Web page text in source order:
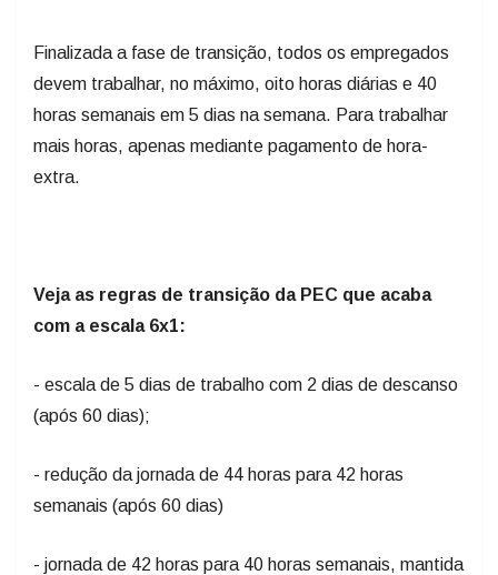
Finalizada a fase de transição, todos os empregados
devem trabalhar, no máximo, oito horas diárias e 40
horas semanais em 5 dias na semana. Para trabalhar
mais horas, apenas mediante pagamento de hora-
extra.
Veja as regras de transição da PEC que acaba
com a escala 6x1:
- escala de 5 dias de trabalho com 2 dias de descanso
(após 60 dias);
- redução da jornada de 44 horas para 42 horas
semanais (após 60 dias)
- jornada de 42 horas para 40 horas semanais, mantida